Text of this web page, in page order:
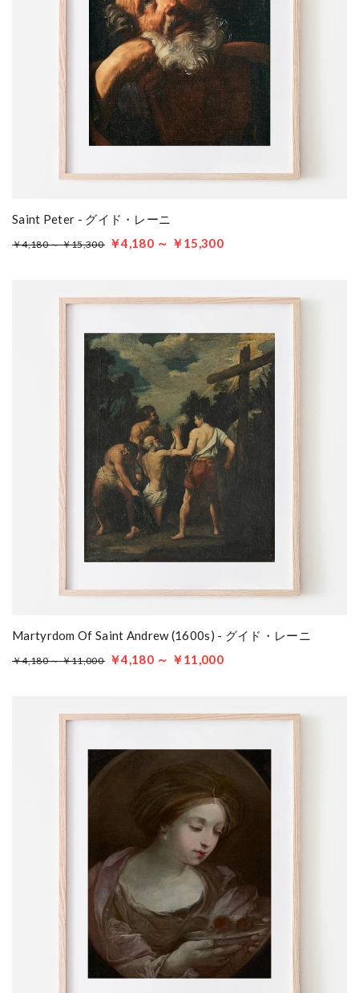
Saint Peter - グイド・レーニ
￥4,180 ～ ￥15,300 ￥4,180 ～ ￥15,300
Martyrdom Of Saint Andrew (1600s) - グイド・レーニ
￥4,180 ～ ￥11,000 ￥4,180 ～ ￥11,000